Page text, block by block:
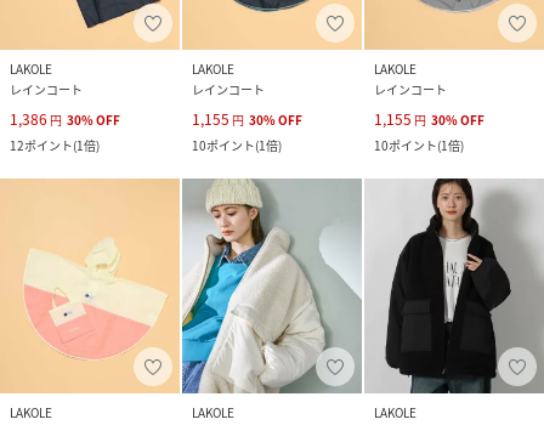
LAKOLE
レインコート
1,386 円 30%OFF
12ポイント(1倍)
LAKOLE
レインコート
1,155 円 30%OFF
10ポイント(1倍)
LAKOLE
レインコート
1,155 円 30%OFF
10ポイント(1倍)
LAKOLE
LAKOLE
LAKOLE